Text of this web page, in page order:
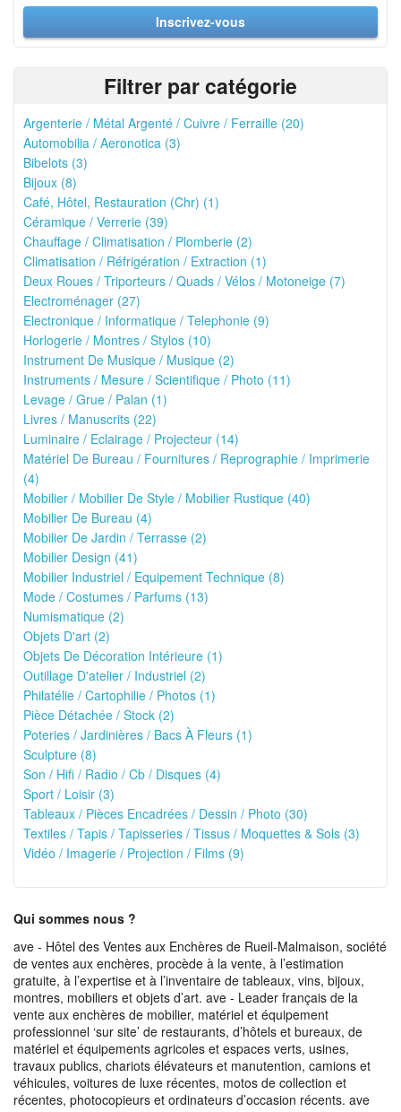
Inscrivez-vous
Filtrer par catégorie
Argenterie / Métal Argenté / Cuivre / Ferraille (20)
Automobilia / Aeronotica (3)
Bibelots (3)
Bijoux (8)
Café, Hôtel, Restauration (Chr) (1)
Céramique / Verrerie (39)
Chauffage / Climatisation / Plomberie (2)
Climatisation / Réfrigération / Extraction (1)
Deux Roues / Triporteurs / Quads / Vélos / Motoneige (7)
Electroménager (27)
Electronique / Informatique / Telephonie (9)
Horlogerie / Montres / Stylos (10)
Instrument De Musique / Musique (2)
Instruments / Mesure / Scientifique / Photo (11)
Levage / Grue / Palan (1)
Livres / Manuscrits (22)
Luminaire / Eclairage / Projecteur (14)
Matériel De Bureau / Fournitures / Reprographie / Imprimerie
(4)
Mobilier / Mobilier De Style / Mobilier Rustique (40)
Mobilier De Bureau (4)
Mobilier De Jardin / Terrasse (2)
Mobilier Design (41)
Mobilier Industriel / Equipement Technique (8)
Mode / Costumes / Parfums (13)
Numismatique (2)
Objets D'art (2)
Objets De Décoration Intérieure (1)
Outillage D'atelier / Industriel (2)
Philatélie / Cartophilie / Photos (1)
Pièce Détachée / Stock (2)
Poteries / Jardinières / Bacs À Fleurs (1)
Sculpture (8)
Son / Hifi / Radio / Cb / Disques (4)
Sport / Loisir (3)
Tableaux / Pièces Encadrées / Dessin / Photo (30)
Textiles / Tapis / Tapisseries / Tissus / Moquettes & Sols (3)
Vidéo / Imagerie / Projection / Films (9)
Qui sommes nous ?
ave - Hôtel des Ventes aux Enchères de Rueil-Malmaison, société
de ventes aux enchères, procède à la vente, à l’estimation
gratuite, à l’expertise et à l’inventaire de tableaux, vins, bijoux,
montres, mobiliers et objets d’art. ave - Leader français de la
vente aux enchères de mobilier, matériel et équipement
professionnel ‘sur site’ de restaurants, d’hôtels et bureaux, de
matériel et équipements agricoles et espaces verts, usines,
travaux publics, chariots élévateurs et manutention, camions et
véhicules, voitures de luxe récentes, motos de collection et
récentes, photocopieurs et ordinateurs d’occasion récents. ave